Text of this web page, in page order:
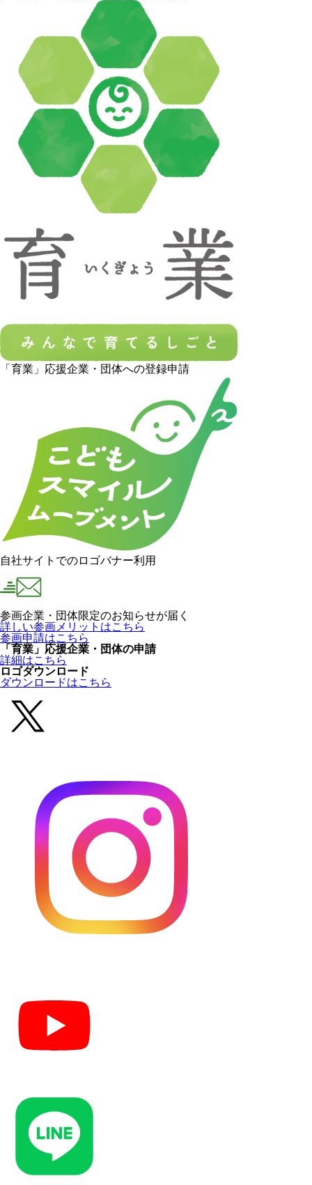
「育業」応援企業・団体への登録申請
自社サイトでのロゴバナー利用
参画企業・団体限定のお知らせが届く
詳しい参画メリットはこちら
参画申請はこちら
「育業」応援企業・団体の申請
詳細はこちら
ロゴダウンロード
ダウンロードはこちら